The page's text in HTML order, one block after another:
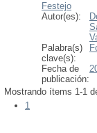
Festejo
Autor(es):
Palabra(s)
clave(s):
Fecha de
publicación:
Mostrando ítems 1-1
1